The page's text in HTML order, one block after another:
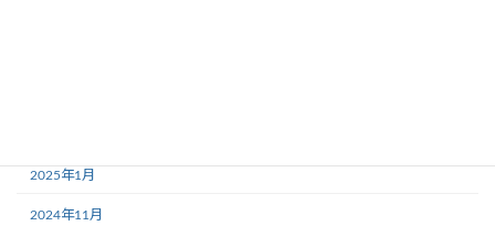
2025年1月
2024年11月